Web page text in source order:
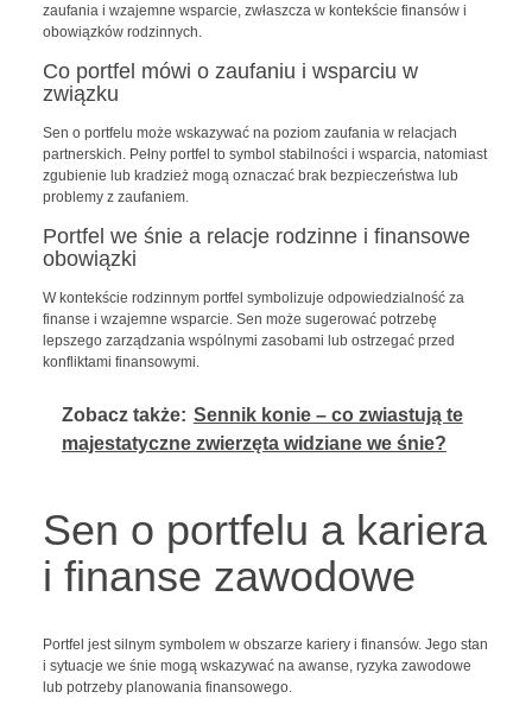
zaufania i wzajemne wsparcie, zwłaszcza w kontekście finansów i
obowiązków rodzinnych.
Co portfel mówi o zaufaniu i wsparciu w
związku
Sen o portfelu może wskazywać na poziom zaufania w relacjach
partnerskich. Pełny portfel to symbol stabilności i wsparcia, natomiast
zgubienie lub kradzież mogą oznaczać brak bezpieczeństwa lub
problemy z zaufaniem.
Portfel we śnie a relacje rodzinne i finansowe
obowiązki
W kontekście rodzinnym portfel symbolizuje odpowiedzialność za
finanse i wzajemne wsparcie. Sen może sugerować potrzebę
lepszego zarządzania wspólnymi zasobami lub ostrzegać przed
konfliktami finansowymi.
Zobacz także: Sennik konie – co zwiastują te
majestatyczne zwierzęta widziane we śnie?
Sen o portfelu a kariera
i finanse zawodowe
Portfel jest silnym symbolem w obszarze kariery i finansów. Jego stan
i sytuacje we śnie mogą wskazywać na awanse, ryzyka zawodowe
lub potrzeby planowania finansowego.